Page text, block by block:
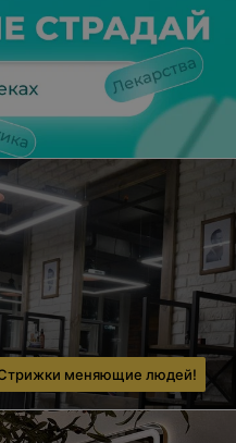
Стрижки меняющие людей!